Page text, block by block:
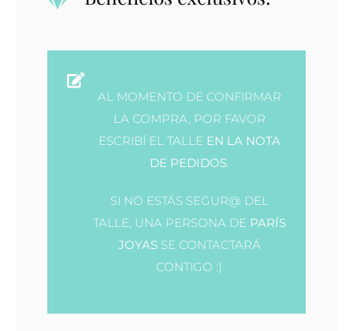
AL MOMENTO DE CONFIRMAR
LA COMPRA, POR FAVOR
ESCRIBÍ EL TALLE EN LA NOTA
DE PEDIDOS.
SI NO ESTÁS SEGUR@ DEL
TALLE, UNA PERSONA DE PARÍS
JOYASSE CONTACTARÁ
CONTIGO :)